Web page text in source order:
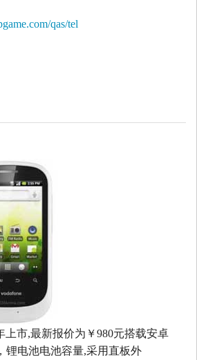
qas/tel
上市,最新报价为￥980元搭载安卓
锂电池电池容量,采用直板外